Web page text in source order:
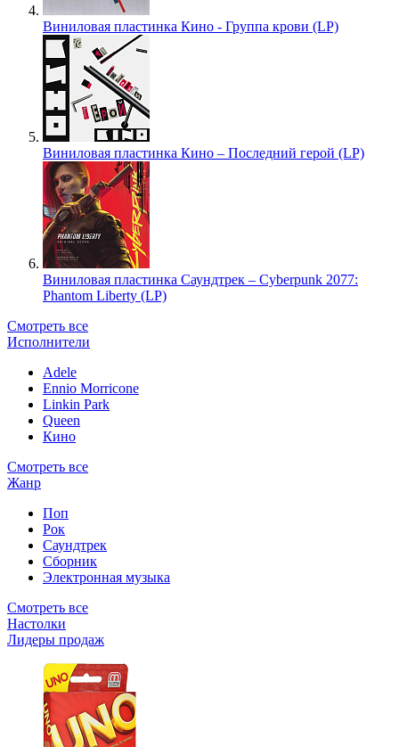
Виниловая пластинка Кино - Группа крови (LP)
Виниловая пластинка Кино – Последний герой (LP)
Виниловая пластинка Саундтрек – Cyberpunk 2077:
Phantom Liberty (LP)
Смотреть все
Исполнители
Adele
Ennio Morricone
Linkin Park
Queen
Кино
Смотреть все
Жанр
Поп
Рок
Саундтрек
Сборник
Электронная музыка
Смотреть все
Настолки
Лидеры продаж